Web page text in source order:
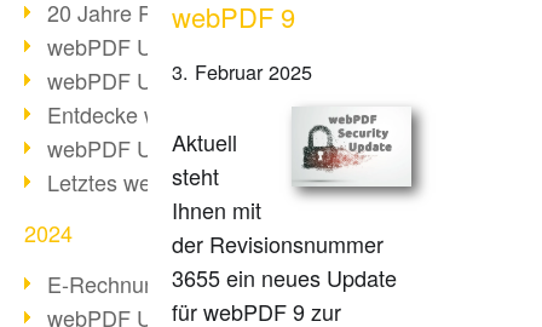
20 Jahre PDF/A
webPDF Update 10.0.3
webPDF Update 10.0.2
Entdecke webPDF 10
webPDF Update 9.0.0.3655
Letztes webPDF 8 Update
2024
E-Rechnungsstellung ab 2025
webPDF Update 9.0.0.3584
webPDF 9
3. Februar 2025
Aktuell
steht
Ihnen mit
der Revisionsnummer
3655 ein neues Update
für webPDF 9 zur